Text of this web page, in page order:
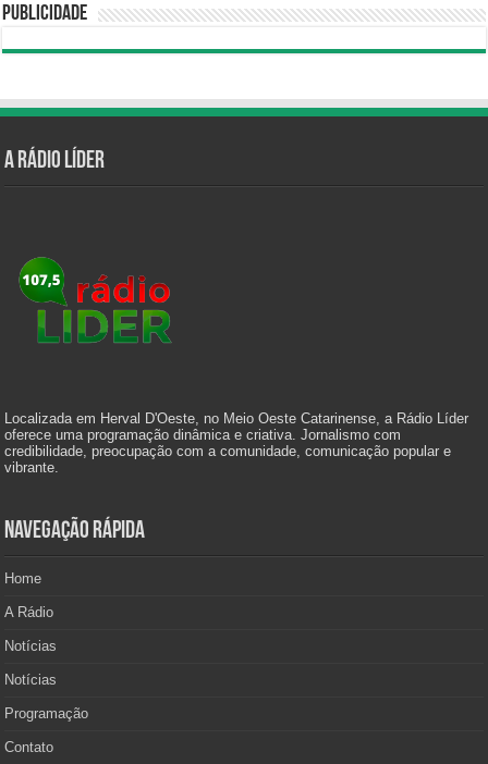
Publicidade
A Rádio Líder
Localizada em Herval D'Oeste, no Meio Oeste Catarinense, a Rádio Líder
oferece uma programação dinâmica e criativa. Jornalismo com
credibilidade, preocupação com a comunidade, comunicação popular e
vibrante.
Navegação Rápida
Home
A Rádio
Notícias
Notícias
Programação
Contato